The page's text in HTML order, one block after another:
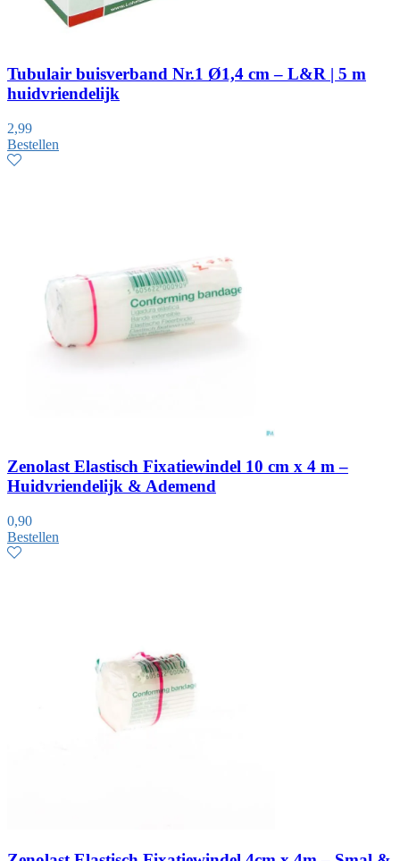
Tubulair buisverband Nr.1 Ø1,4 cm – L&R | 5 m
huidvriendelijk
2,99
Bestellen
Zenolast Elastisch Fixatiewindel 10 cm x 4 m –
Huidvriendelijk & Ademend
0,90
Bestellen